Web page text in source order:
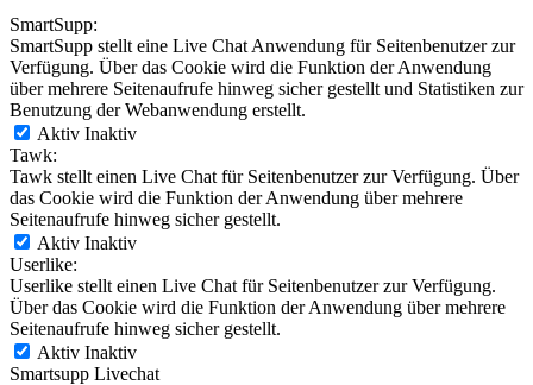
SmartSupp:
SmartSupp stellt eine Live Chat Anwendung für Seitenbenutzer zur
Verfügung. Über das Cookie wird die Funktion der Anwendung
über mehrere Seitenaufrufe hinweg sicher gestellt und Statistiken zur
Benutzung der Webanwendung erstellt.
Aktiv Inaktiv
Tawk:
Tawk stellt einen Live Chat für Seitenbenutzer zur Verfügung. Über
das Cookie wird die Funktion der Anwendung über mehrere
Seitenaufrufe hinweg sicher gestellt.
Aktiv Inaktiv
Userlike:
Userlike stellt einen Live Chat für Seitenbenutzer zur Verfügung.
Über das Cookie wird die Funktion der Anwendung über mehrere
Seitenaufrufe hinweg sicher gestellt.
Aktiv Inaktiv
Smartsupp Livechat